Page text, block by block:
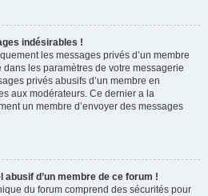
indésirables !
les messages privés d’un membre
les paramètres de votre messagerie
privés abusifs d’un membre en
aux modérateurs. Ce dernier a la
un membre d’envoyer des messages
abusif d’un membre de ce forum !
du forum comprend des sécurités pour